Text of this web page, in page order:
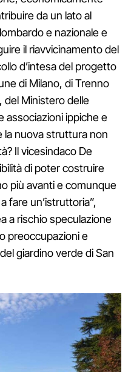
da un lato al
e nazionale e
il riavvicinamento del
d’intesa del progetto
di Milano, di Trenno
del Ministero delle
associazioni ippiche e
la nuova struttura non
Il vicesindaco De
di poter costruire
più avanti e comunque
fare un’istruttoria”,
a rischio speculazione
preoccupazioni e
giardino verde di San